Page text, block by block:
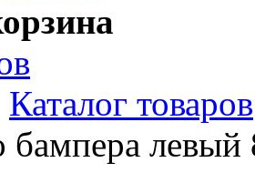
Каталог товаров
бампера